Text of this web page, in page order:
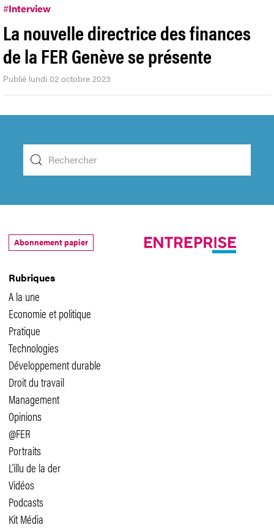
#Interview
La nouvelle directrice des finances
de la FER Genève se présente
Publié lundi 02 octobre 2023
Rubriques
A la une
Economie et politique
Pratique
Technologies
Développement durable
Droit du travail
Management
Opinions
@FER
Portraits
L'illu de la der
Vidéos
Podcasts
Kit Média
Abonnement papier